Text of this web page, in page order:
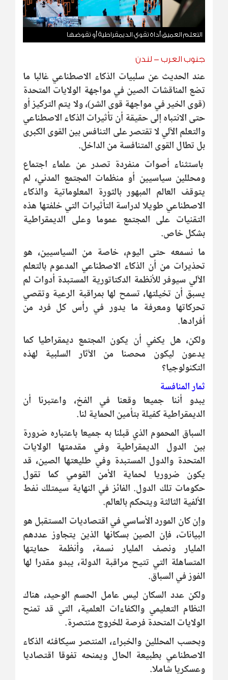
التعلم العميق أداة تقوي الديمقراطية أو تقوضها
جنوب العرب - لندن
عند الحديث عن سلبيات الذكاء الاصطناعي غالبا ما
تضع المناقشات الصين في مواجهة الولايات المتحدة
(قوى الخير في مواجهة قوى الشر)، ولا يتم التركيز أو
حتى الانتباه إلى حقيقة أن تأثيرات الذكاء الاصطناعي
والتعلم الآلي لا تقتصر على التنافس بين القوى الكبرى
بل تطال القوى المتنافسة من الداخل.
باستثناء أصوات منفردة تصدر عن علماء اجتماع
ومحللين سياسيين أو منظمات المجتمع المدني، لم
يتوقف العالم المبهور بالثورة المعلوماتية والذكاء
الاصطناعي طويلا لدراسة التأثيرات التي خلفتها هذه
التقنيات على المجتمع عموما وعلى الديمقراطية
بشكل خاص.
ما نسمعه حتى اليوم، خاصة من السياسيين، هو
تحذيرات من أن الذكاء الاصطناعي المدعوم بالتعلم
الآلي سيوفر للأنظمة الدكتاتورية المستبدة أدوات لم
يسبق أن تخيلتها، تسمح لها بمراقبة الرعية وتقصي
تحركاتها ومعرفة ما يدور في رأس كل فرد من
أفرادها.
ولكن، هل يكفي أن يكون المجتمع ديمقراطيا كما
يدعون ليكون محصنا من الآثار السلبية لهذه
التكنولوجيا؟
ثمار المنافسة
يبدو أننا جميعا وقعنا في الفخ، واعتبرنا أن
الديمقراطية كفيلة بتأمين الحماية لنا.
السباق المحموم الذي قبلنا به جميعا باعتباره ضرورة
بين الدول الديمقراطية وفي مقدمتها الولايات
المتحدة والدول المستبدة وفي طليعتها الصين، قد
يكون ضروريا لحماية الأمن القومي كما تقول
حكومات تلك الدول. الفائز في النهاية سيمتلك نفط
الألفية الثالثة ويتحكم بالعالم.
وإن كان المورد الأساسي في اقتصاديات المستقبل هو
البيانات، فإن الصين بسكانها الذين يتجاوز عددهم
المليار ونصف المليار نسمة، وأنظمة حمايتها
المتساهلة التي تتيح مراقبة الدولة، يبدو مقدرا لها
الفوز في السباق.
ولكن عدد السكان ليس عامل الحسم الوحيد، هناك
النظام التعليمي والكفاءات العلمية، التي قد تمنح
الولايات المتحدة فرصة للخروج منتصرة.
وبحسب المحللين والخبراء، المنتصر سيكافئه الذكاء
الاصطناعي بطبيعة الحال ويمنحه تفوقا اقتصاديا
وعسكريا شاملا.